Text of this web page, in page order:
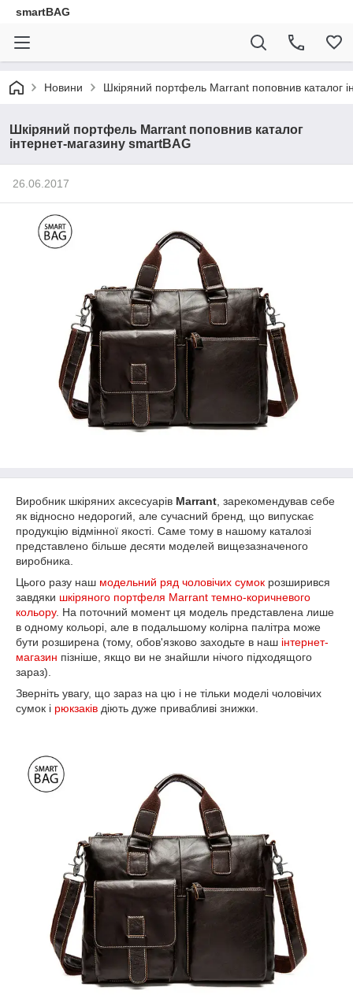
smartBAG
Новини Шкіряний портфель Marrant поповнив каталог
Шкіряний портфель Marrant поповнив каталог
інтернет-магазину smartBAG
26.06.2017
Виробник шкіряних аксесуарів Marrant , зарекомендував себе
як відносно недорогий, але сучасний бренд, що випускає
продукцію відмінної якості. Саме тому в нашому каталозі
представлено більше десяти моделей вищезазначеного
виробника.
Цього разу наш модельний ряд чоловічих сумок розширився
завдяки шкіряного портфеля Marrant темно-коричневого
кольору. На поточний момент ця модель представлена лише
в одному кольорі, але в подальшому колірна палітра може
бути розширена (тому, обов'язково заходьте в наш інтернет-
магазин пізніше, якщо ви не знайшли нічого підходящого
зараз).
Зверніть увагу, що зараз на цю і не тільки моделі чоловічих
сумок і рюкзаків діють дуже привабливі знижки.